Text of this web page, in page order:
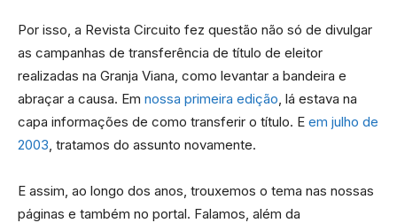
Por isso, a Revista Circuito fez questão não só de divulgar
as campanhas de transferência de título de eleitor
realizadas na Granja Viana, como levantar a bandeira e
abraçar a causa. Em nossa primeira edição, lá estava na
capa informações de como transferir o título. E em julho de
2003, tratamos do assunto novamente.
E assim, ao longo dos anos, trouxemos o tema nas nossas
páginas e também no portal. Falamos, além da